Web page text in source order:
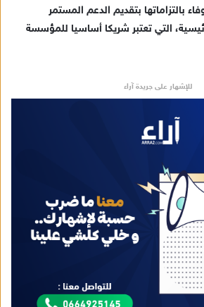
بالتزاماتها بتقديم الدعم المستمر
التي تعتبر شريكا أساسيا للمؤسسة
للإشهار على جريدة آراء